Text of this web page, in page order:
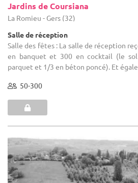
Jardins de Coursiana
La Romieu - Gers (32)
Salle de réception
Salle des fêtes : La salle de réception
en banquet et 300 en cocktail (le
parquet et 1/3 en béton poncé). Et
50-300